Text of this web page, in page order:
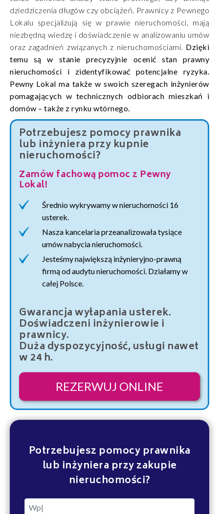
dziedziczenia długów czy obciążeń. Prawnicy z Pewnego
Lokalu specjalizują się w prawie nieruchomości, mają
niezbędną wiedzę i doświadczenie w analizowaniu umów
oraz zagadnień związanych z nieruchomościami. Dzięki
temu są w stanie precyzyjnie ocenić stan prawny
nieruchomości i zidentyfikować potencjalne ryzyka.
Pewny Lokal ma także w swoich szeregach inżynierów
pomagających w technicznych odbiorach mieszkań i
domów – także z rynku wtórnego.
Potrzebujesz pomocy prawnika
lub inżyniera przy kupnie
nieruchomości?
Zamów fachową pomoc z Pewny
Lokal!
Średnio wykrywamy w nieruchomości 16
usterek.
Nasza kancelaria przeanalizowała tysiące
umów nabycia nieruchomości.
Jesteśmy największą inżynieryjno-prawną
firmą od audytu nieruchomości. Działamy w
całej Polsce.
Gwarancja wyłapania usterek.
Doświadczeni inżynierowie i
prawnicy.
Duża dyspozycyjność, usługi nawet
w 24 h.
REZERWUJ ONLINE
Potrzebujesz pomocy prawnika
lub inżyniera przy zakupie
nieruchomości?